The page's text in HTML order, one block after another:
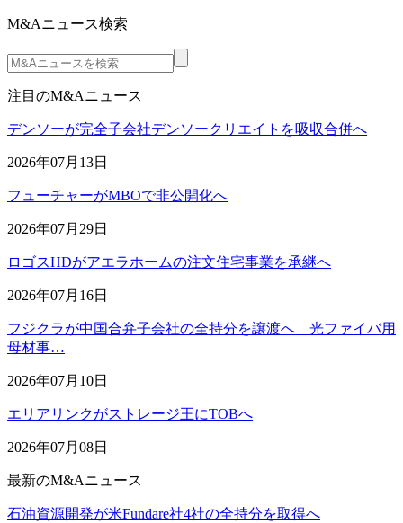
M&Aニュース検索
注目のM&Aニュース
デンソーが完全子会社デンソークリエイトを吸収合併へ
2026年07月13日
フューチャーがMBOで非公開化へ
2026年07月29日
ロゴスHDがアエラホームの注文住宅事業を承継へ
2026年07月16日
フジクラが中国合弁子会社の全持分を譲渡へ 光ファイバ用
母材事…
2026年07月10日
エリアリンクがストレージ王にTOBへ
2026年07月08日
最新のM&Aニュース
石油資源開発が米Fundare社4社の全持分を取得へ